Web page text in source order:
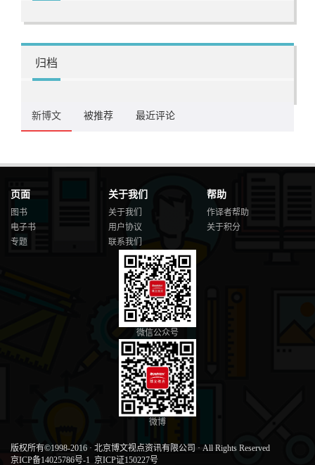
归档
新博文 被推荐 最近评论
页面
图书
电子书
专题
关于我们
关于我们
用户协议
联系我们
帮助
作译者帮助
关于积分
微信公众号
微博
版权所有©1998-2016 · 北京博文视点资讯有限公司 · All Rights Reserved
京ICP备14025786号-1 京ICP证150227号